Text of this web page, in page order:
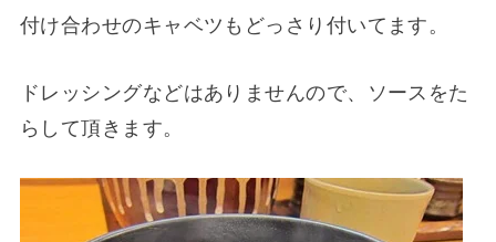
付け合わせのキャベツもどっさり付いてます。
ドレッシングなどはありませんので、ソースをた
らして頂きます。